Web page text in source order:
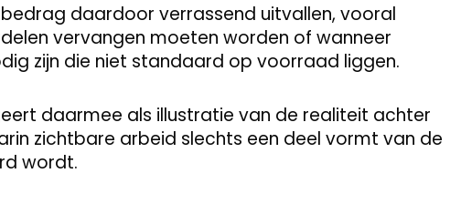
daardoor verrassend uitvallen, vooral
vervangen moeten worden of wanneer
zijn die niet standaard op voorraad liggen.
daarmee als illustratie van de realiteit achter
zichtbare arbeid slechts een deel vormt van de
wordt.